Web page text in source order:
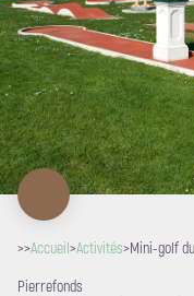
>>Accueil>Activités>Mini-golf
Pierrefonds